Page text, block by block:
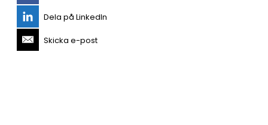
Dela på LinkedIn
Skicka e-post